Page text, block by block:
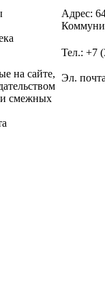
на сайте,
и смежных
Адрес:
Тел.: +7
Эл.